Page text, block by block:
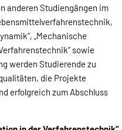
anderen Studiengängen im
„Mechanische
sowie
werden Studierende zu
die Projekte
erfolgreich zum Abschluss